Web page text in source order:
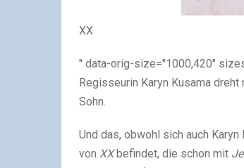
XX
" data-orig-size="1000,420"
Regisseurin Karyn Kusama
Sohn.
Und das, obwohl sich auch Karyn
von XXbefindet, die schon mit